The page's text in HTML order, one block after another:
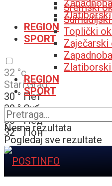
REGION
SPORT
32 °c
Stari Grad
30 ° Пет
30 ° Суб
30 ° Нед
32 ° Пон
Sremski
Toplički
Zaječarski
REGION
SPORT
Nema rezultata
Pogledaj sve rezultate